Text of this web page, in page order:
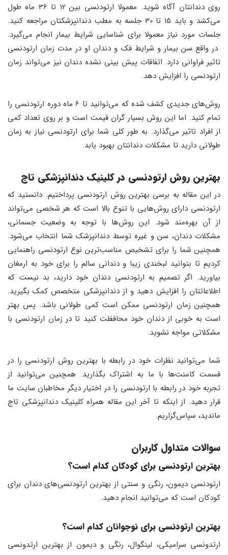
روی دندانتان آگاه شوید. معمولا ارتودنسی بین 12 تا 36 ماه طول
می‌کشد و باید 15 تا 30 جلسه به مطب دندانپزشکتان مراجعه کنید.
جلسات مورد نیاز معمولا برای شناسایی شرایط بیمار انجام می‌گیرد.
در واقع سن بیمار و شرایط فک و دندان او در مدت زمان ارتودنسی
تاثیر فراوانی دارد. اتفاقات پیش بینی نشده دندان نیز می‌تواند زمان
ارتودنسی را افزایش دهد.
روش‌های جدیدی کشف شده که می‌توانید تا 6 ماه دوره ارتودنسی را
تمام کنید. اما این روش بسیار گران قیمت است و بر روی تعداد کمی
از افراد تاثیر می‌گذارد. به طور کلی شما برای ارتودنسی نیاز به زمان
طولانی دارید تا مشکلات دندانتان بهبود یابد.
بهترین روش ارتودنسی در کلینیک دندانپزشکی تاج
در این مقاله به برسی بهترین روش ارتودنسی پرداختیم. دانستید که
ارتودنسی دارای روش‌هایی با تنوع بالا است که هر شخصی می‌تواند
از آن بهره‌مند شود. این روش‌ها با توجه به وضعیت جسمانی،
مشکلات دندان، سن و غیره توسط دندانپزشک شما انتخاب می‌شود.
همچنین شما را برای تشخیص مناسب‌ترین نوع ارتودنسی راهنمایی
کردیم تا بتوانید لبخندی زیبا و دندانی سالم را برای خود به ارمغان
بیاورید. اگر تصمیم به ارتودنسی دندان خود دارید، بد نیست که
اطلاعاتتان را افزایش دهید و از دندانپزشکی متخصص کمک بگیرید.
همچنین زمان ارتودنسی ممکن است کمی طولانی باشد. پس بهتر
است به خوبی از دندان خود محافظت کنید تا در زمان ارتودنسی با
مشکلاتی مواجه نشوید.
شما می‌توانید نظرات خود در رابطه با بهترین روش ارتودنسی را در
قسمت کامنت‌ها با ما به اشتراک بگذارید. همچنین می‌توانید از
تجربه خود در رابطه با ارتودنسی را در اختیار دیگر مخاطبان سایت ما
قرار دهید. از اینکه تا آخر این مقاله همراه کلینیک دندانپزشکی تاج
ماندید، سپاس‌گزاریم.
سوالات متداول کاربران
بهترین ارتودنسی برای کودکان کدام است؟
ارتودنسی دیمون، رنگی و سنتی از بهترین ارتودنسی‌های دندان برای
کودکان است که می‌توانید انجام دهید.
بهترین ارتودنسی برای نوجوانان کدام است؟
ارتدونسی سرامیکی، لینگوال، رنگی و دیمون از بهترین ارتدونسی